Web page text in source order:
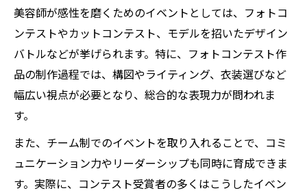
美容師が感性を磨くためのイベントとしては、フォトコ
ンテストやカットコンテスト、モデルを招いたデザイン
バトルなどが挙げられます。特に、フォトコンテスト作
品の制作過程では、構図やライティング、衣装選びなど
幅広い視点が必要となり、総合的な表現力が問われま
す。
また、チーム制でのイベントを取り入れることで、コミ
ュニケーション力やリーダーシップも同時に育成できま
す。実際に、コンテスト受賞者の多くはこうしたイベン